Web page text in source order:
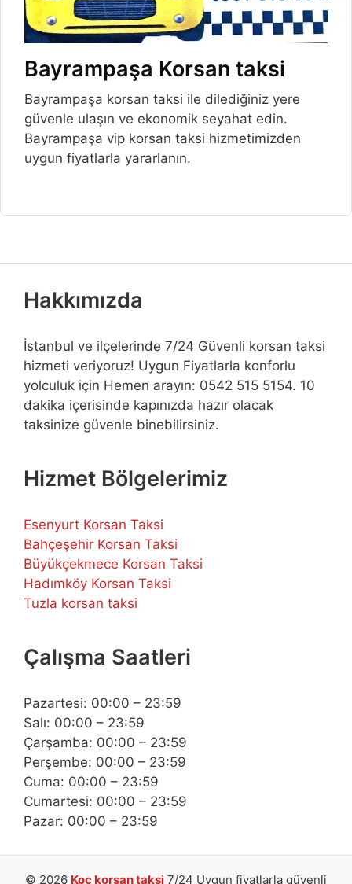
Bayrampaşa Korsan taksi
Bayrampaşa korsan taksi ile dilediğiniz yere
güvenle ulaşın ve ekonomik seyahat edin.
Bayrampaşa vip korsan taksi hizmetimizden
uygun fiyatlarla yararlanın.
Hakkımızda
İstanbul ve ilçelerinde 7/24 Güvenli korsan taksi
hizmeti veriyoruz! Uygun Fiyatlarla konforlu
yolculuk için Hemen arayın: 0542 515 5154. 10
dakika içerisinde kapınızda hazır olacak
taksinize güvenle binebilirsiniz.
Hizmet Bölgelerimiz
Esenyurt Korsan Taksi
Bahçeşehir Korsan Taksi
Büyükçekmece Korsan Taksi
Hadımköy Korsan Taksi
Tuzla korsan taksi
Çalışma Saatleri
Pazartesi: 00:00 – 23:59
Salı: 00:00 – 23:59
Çarşamba: 00:00 – 23:59
Perşembe: 00:00 – 23:59
Cuma: 00:00 – 23:59
Cumartesi: 00:00 – 23:59
Pazar: 00:00 – 23:59
© 2026 Koç korsan taksi 7/24 Uygun fiyatlarla güvenli